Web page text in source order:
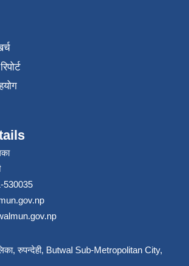
530035
रुपन्देही, Butwal Sub-Metropolitan City,